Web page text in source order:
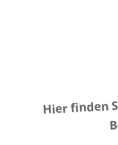
Hier finden